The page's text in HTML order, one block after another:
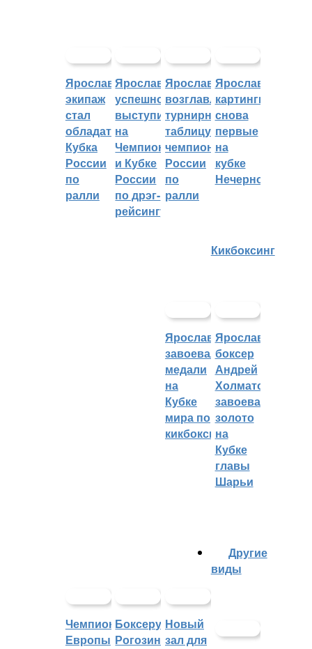
Ярославский
экипаж
стал
обладателем
Кубка
России
по
ралли
Ярославцы
успешно
выступили
на
Чемпионате
и Кубке
России
по дрэг-
рейсингу
Ярославцы
возглавляют
турнирную
таблицу
чемпионата
России
по
ралли
Ярославские
картингисты
снова
первые
на
кубке
Нечерноземья
Кикбоксинг
Ярославцы
завоевали
медали
на
Кубке
мира по
кикбоксингу
Ярославский
боксер
Андрей
Холматов
завоевал
золото
на
Кубке
главы
Шарьи
Чемпионат
Европы
Боксеру
Рогозину
Новый
зал для
Другие
виды